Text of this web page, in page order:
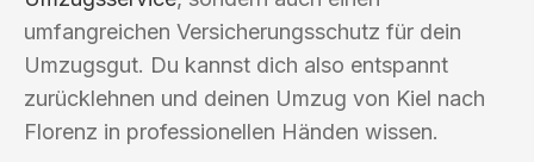
umfangreichen Versicherungsschutz für dein
Umzugsgut. Du kannst dich also entspannt
zurücklehnen und deinen Umzug von Kiel nach
Florenz in professionellen Händen wissen.